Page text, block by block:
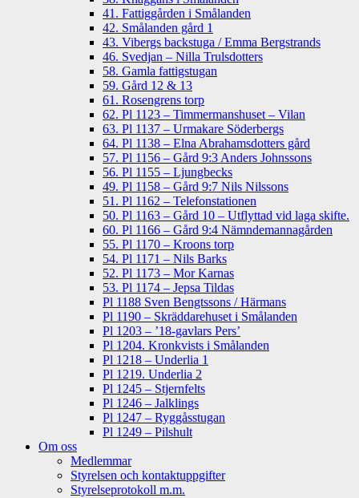
41. Fattiggården i Smålanden
42. Smålanden gård 1
43. Vibergs backstuga / Emma Bergstrands
46. Svedjan – Nilla Trulsdotters
58. Gamla fattigstugan
59. Gård 12 & 13
61. Rosengrens torp
62. Pl 1123 – Timmermanshuset – Vilan
63. Pl 1137 – Urmakare Söderbergs
64. Pl 1138 – Elna Abrahamsdotters gård
57. Pl 1156 – Gård 9:3 Anders Johnssons
56. Pl 1155 – Ljungbecks
49. Pl 1158 – Gård 9:7 Nils Nilssons
51. Pl 1162 – Telefonstationen
50. Pl 1163 – Gård 10 – Utflyttad vid laga skifte.
60. Pl 1166 – Gård 9:4 Nämndemannagården
55. Pl 1170 – Kroons torp
54. Pl 1171 – Nils Barks
52. Pl 1173 – Mor Karnas
53. Pl 1174 – Jepsa Tildas
Pl 1188 Sven Bengtssons / Härmans
Pl 1190 – Skräddarehuset i Smålanden
Pl 1203 – ’18-gavlars Pers’
Pl 1204. Kronkvists i Smålanden
Pl 1218 – Underlia 1
Pl 1219. Underlia 2
Pl 1245 – Stjernfelts
Pl 1246 – Jalklings
Pl 1247 – Ryggåsstugan
Pl 1249 – Pilshult
Om oss
Medlemmar
Styrelsen och kontaktuppgifter
Styrelseprotokoll m.m.